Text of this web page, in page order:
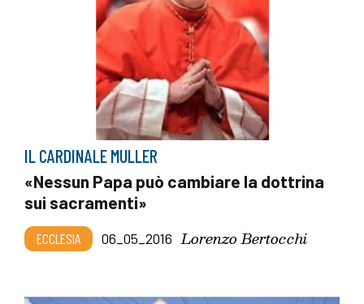
IL CARDINALE MULLER
«Nessun Papa può cambiare la dottrina
sui sacramenti»
ECCLESIA 06_05_2016 Lorenzo Bertocchi